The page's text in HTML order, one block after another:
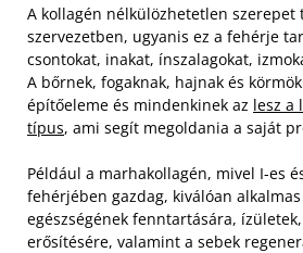
A kollagén nélkülözhetetlen szerepet
szervezetben, ugyanis ez a fehérje
csontokat, inakat, ínszalagokat,
A bőrnek, fogaknak, hajnak és
építőeleme és mindenkinek az lesz a
típus, ami segít megoldania a saját
Például a marhakollagén, mivel I-es
fehérjében gazdag, kiválóan
egészségének fenntartására,
erősítésére, valamint a sebek